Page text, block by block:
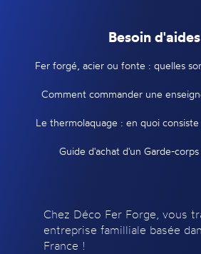
Besoin
Fer forgé, acier ou fonte : quelles
Comment commander une
Le thermolaquage : en quoi
Guide d'achat d'un Garde-
Chez Déco Fer Forge, vous
entreprise familliale basée
France !